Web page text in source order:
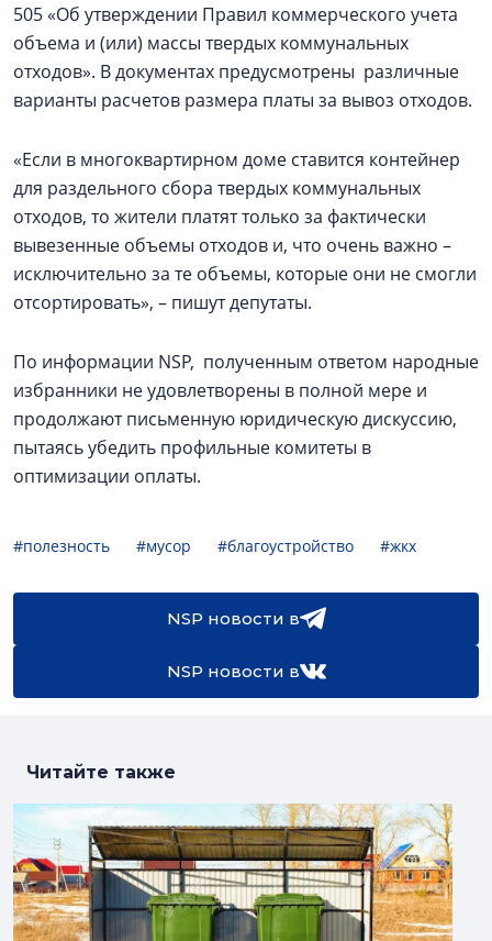
505 «Об утверждении Правил коммерческого учета
объема и (или) массы твердых коммунальных
отходов». В документах предусмотрены различные
варианты расчетов размера платы за вывоз отходов.
«Если в многоквартирном доме ставится контейнер
для раздельного сбора твердых коммунальных
отходов, то жители платят только за фактически
вывезенные объемы отходов и, что очень важно –
исключительно за те объемы, которые они не смогли
отсортировать», – пишут депутаты.
По информации NSP, полученным ответом народные
избранники не удовлетворены в полной мере и
продолжают письменную юридическую дискуссию,
пытаясь убедить профильные комитеты в
оптимизации оплаты.
#полезность #мусор #благоустройство #жкх
NSP новости в
NSP новости в
Читайте также